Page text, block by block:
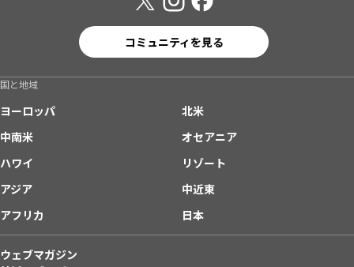
コミュニティを見る
国と地域
ヨーロッパ
北米
中南米
オセアニア
ハワイ
リゾート
アジア
中近東
アフリカ
日本
ウェブマガジン